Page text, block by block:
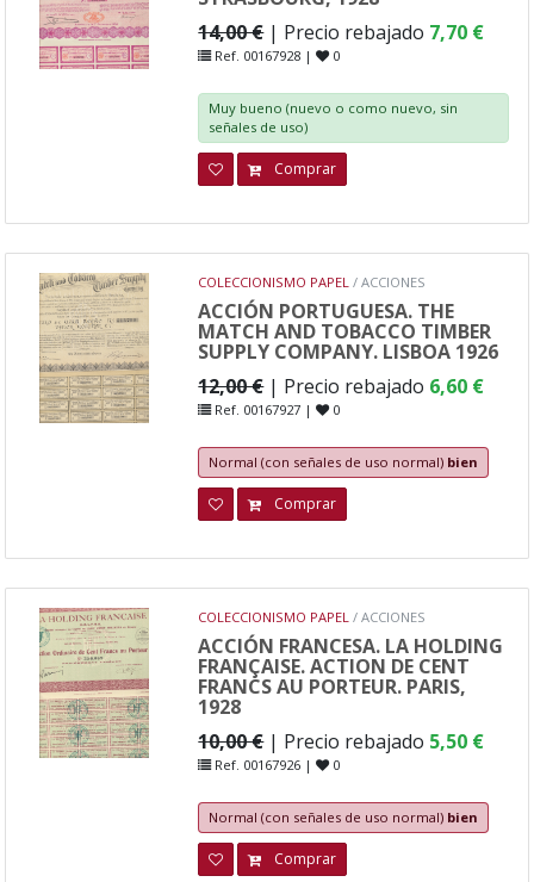
14,00 € | Precio rebajado 7,70 €
Ref. 00167928 | 0
Muy bueno (nuevo o como nuevo, sin
señales de uso)
Comprar
COLECCIONISMO PAPEL / ACCIONES
ACCIÓN PORTUGUESA. THE
MATCH AND TOBACCO TIMBER
SUPPLY COMPANY. LISBOA 1926
12,00 € | Precio rebajado 6,60 €
Ref. 00167927 | 0
Normal (con señales de uso normal) bien
Comprar
COLECCIONISMO PAPEL / ACCIONES
ACCIÓN FRANCESA. LA HOLDING
FRANÇAISE. ACTION DE CENT
FRANCS AU PORTEUR. PARIS,
1928
10,00 € | Precio rebajado 5,50 €
Ref. 00167926 | 0
Normal (con señales de uso normal) bien
Comprar